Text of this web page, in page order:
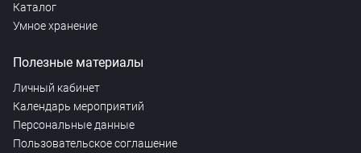
Каталог
Умное хранение
Полезные материалы
Личный кабинет
Календарь мероприятий
Персональные данные
Пользовательское соглашение